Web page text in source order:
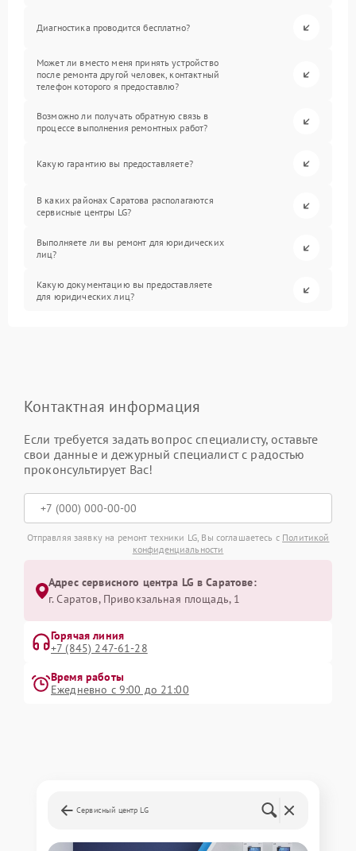
Диагностика проводится бесплатно?
Может ли вместо меня принять устройство
после ремонта другой человек, контактный
телефон которого я предоставлю?
Возможно ли получать обратную связь в
процессе выполнения ремонтных работ?
Какую гарантию вы предоставляете?
В каких районах Саратова располагаются
сервисные центры LG?
Выполняете ли вы ремонт для юридических
лиц?
Какую документацию вы предоставляете
для юридических лиц?
Контактная информация
Если требуется задать вопрос специалисту, оставьте
свои данные и дежурный специалист с радостью
проконсультирует Вас!
Отправляя заявку на ремонт техники LG, Вы соглашаетесь с Политикой
конфиденциальности
Адрес сервисного центра LG в Саратове:
г. Саратов, Привокзальная площадь, 1
Горячая линия
+7 (845) 247-61-28
Время работы
Ежедневно с 9:00 до 21:00
Сервисный центр LG